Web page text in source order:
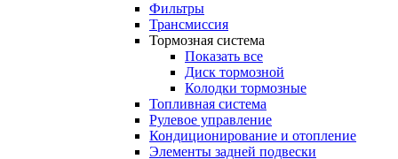
Фильтры
Трансмиссия
Тормозная система
Показать все
Диск тормозной
Колодки тормозные
Топливная система
Рулевое управление
Кондиционирование и отопление
Элементы задней подвески